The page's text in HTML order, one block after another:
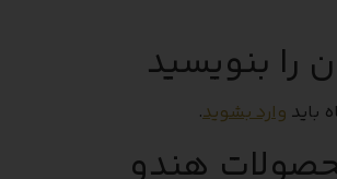
را بنویسید
باید وارد بشوید.
هندو